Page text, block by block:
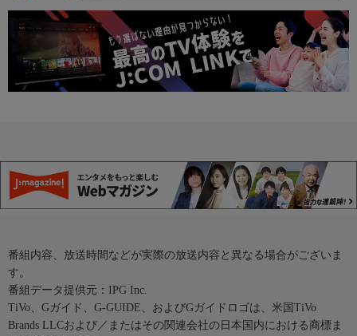
番組内容、放送時間などが実際の放送内容と異なる場合がございま
す。
番組データ提供元：IPG Inc.
TiVo、Gガイド、G-GUIDE、およびGガイドロゴは、米国TiVo
Brands LLCおよび／またはその関連会社の日本国内における商標ま